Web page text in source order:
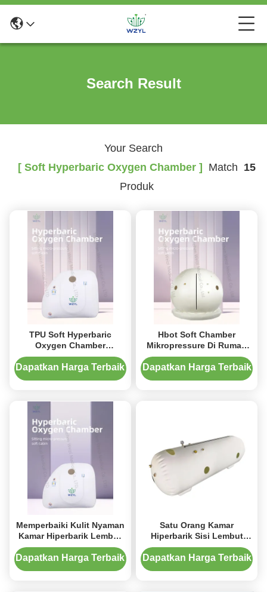
Search Result
Your Search
[ Soft Hyperbaric Oxygen Chamber ]
Match 15
Produk
TPU Soft Hyperbaric
Oxygen Chamber
Mempercepat Metabolisme
1.3ATA 1450mm Tinggi
Dapatkan Harga Terbaik
Hbot Soft Chamber
Mikropressure Di Rumah
Hyperbaric Oxygen
Chamber 1.3ATA
Dapatkan Harga Terbaik
Memperbaiki Kulit Nyaman
Kamar Hiperbarik Lembut
Pemulihan Setelah Latihan
Dapatkan Harga Terbaik
Satu Orang Kamar
Hiperbarik Sisi Lembut
Meningkatkan Kesehatan
Vaskular 1.5/3.0/4.5/7.2PSI
Dapatkan Harga Terbaik